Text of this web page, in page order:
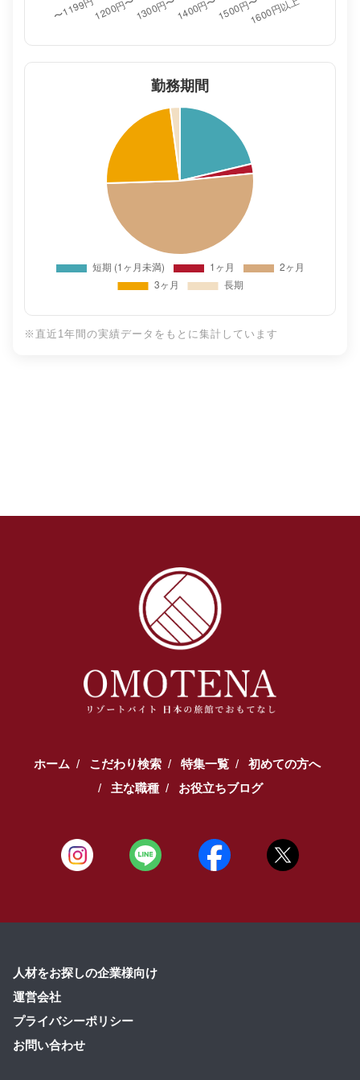
勤務期間
※直近1年間の実績データをもとに集計しています
ホーム こだわり検索 特集一覧
初めての方へ
主な職種
お役立ちブログ
人材をお探しの企業様向け
運営会社
プライバシーポリシー
お問い合わせ